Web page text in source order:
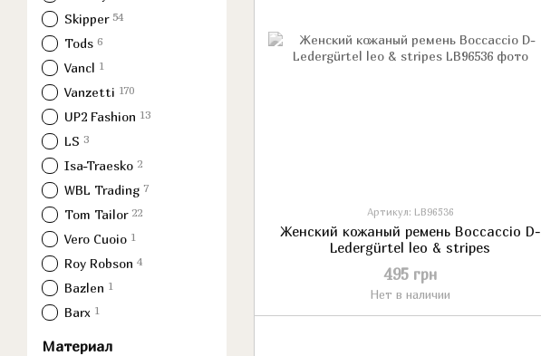
Артикул: LB96536
Женский кожаный ремень Boccaccio D-
Ledergürtel leo & stripes
495 грн
Нет в наличии
Skipper 54
Tods 6
Vancl 1
Vanzetti 170
UP2 Fashion 13
LS 3
Isa-Traesko 2
WBL Trading 7
Tom Tailor 22
Vero Cuoio 1
Roy Robson 4
Bazlen 1
Barx 1
Материал